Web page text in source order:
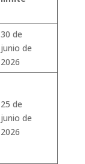
30 de
junio de
2026
25 de
junio de
2026